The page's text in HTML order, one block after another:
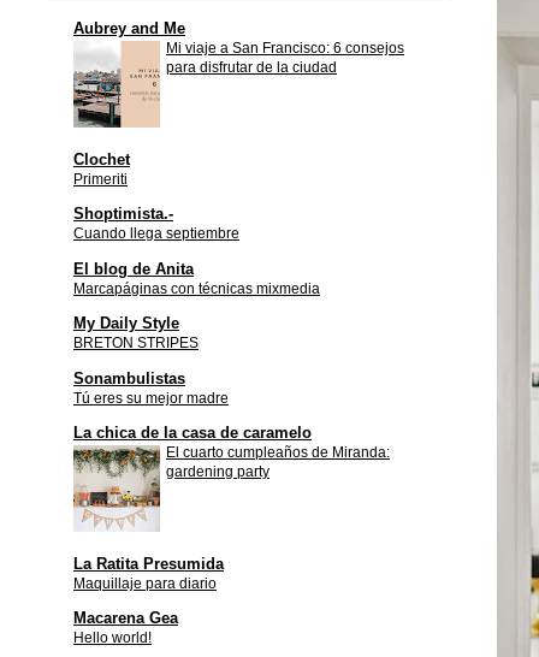
Aubrey and Me
Mi viaje a San Francisco: 6 consejos
para disfrutar de la ciudad
Clochet
Primeriti
Shoptimista.-
Cuando llega septiembre
El blog de Anita
Marcapáginas con técnicas mixmedia
My Daily Style
BRETON STRIPES
Sonambulistas
Tú eres su mejor madre
La chica de la casa de caramelo
El cuarto cumpleaños de Miranda:
gardening party
La Ratita Presumida
Maquillaje para diario
Macarena Gea
Hello world!